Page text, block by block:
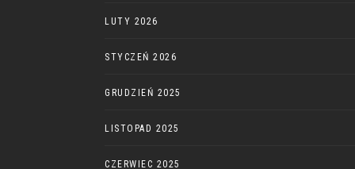
LUTY 2026
STYCZEŃ 2026
GRUDZIEŃ 2025
LISTOPAD 2025
CZERWIEC 2025